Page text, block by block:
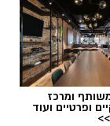
ומרכז
ופרטיים ועוד